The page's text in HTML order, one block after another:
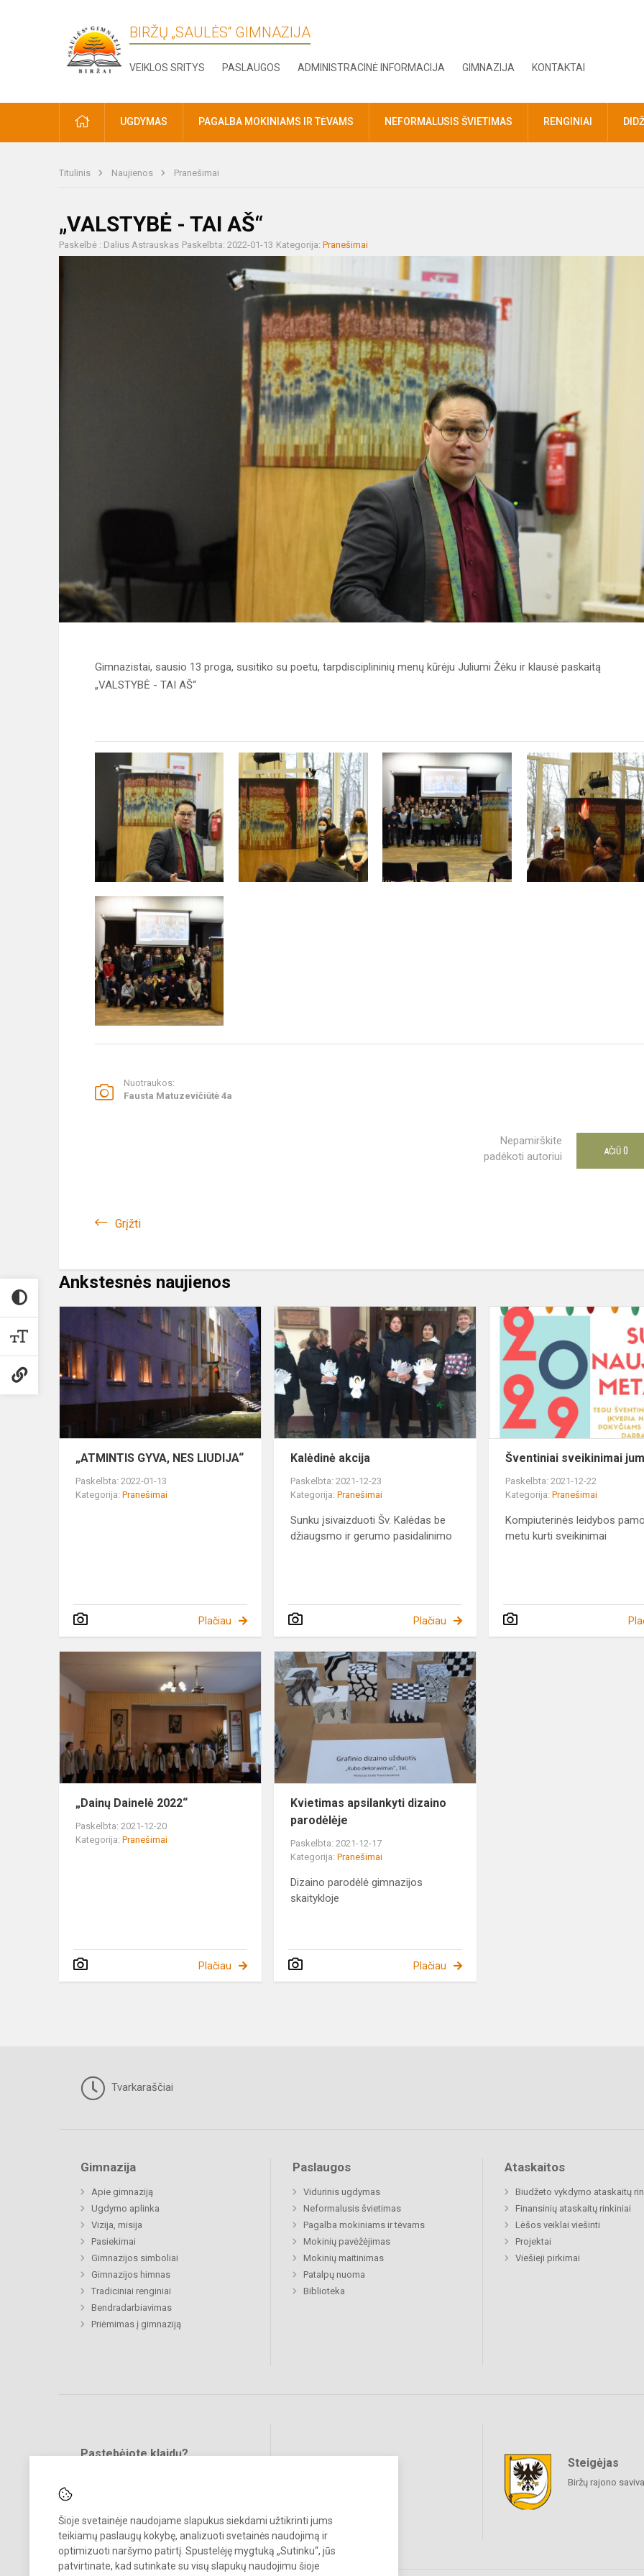
Šioje svetainėje naudojame slapukus siekdami užtikrinti jums
teikiamų paslaugų kokybę, analizuoti svetainės naudojimą ir
optimizuoti naršymo patirtį. Spustelėję mygtuką „Sutinku“, jūs
patvirtinate, kad sutinkate su visų slapukų naudojimu šioje
BIRŽŲ „SAULĖS“ GIMNAZIJA
VEIKLOS SRITYS PASLAUGOS ADMINISTRACINĖ INFORMACIJA GIMNAZIJA KONTAKTAI
PRADŽIAUGDYMAS PAGALBA MOKINIAMS IR TĖVAMS NEFORMALUSIS ŠVIETIMAS RENGINIAI
Titulinis Naujienos Pranešimai
„VALSTYBĖ - TAI AŠ“
Paskelbė : Dalius Astrauskas Paskelbta: 2022-01-13 Kategorija: Pranešimai
Gimnazistai, sausio 13 proga, susitiko su poetu, tarpdisciplininių menų kūrėju Juliumi Žėku ir klausė paskaitą
„VALSTYBĖ - TAI AŠ“
Nuotraukos:
Fausta Matuzevičiūtė 4a
Nepamirškite
padėkoti autoriui
AČIŪ 0
Grįžti
Ankstesnės naujienos
„ATMINTIS
GYVA,
NES
LIUDIJA“
„ATMINTIS GYVA, NES LIUDIJA“
Paskelbta: 2022-01-13
Kategorija: Pranešimai
Plačiau
Kalėdinė
akcija
Kalėdinė akcija
Paskelbta: 2021-12-23
Kategorija:Pranešimai
Sunku įsivaizduoti Šv. Kalėdas be
džiaugsmo ir gerumo pasidalinimo
Plačiau
Šventiniai sveikinimai
Paskelbta: 2021-12-22
Kategorija:Pranešimai
Kompiuterinės leidybos
metu kurti sveikinimai
„Dainų
Dainelė
2022“
„Dainų Dainelė 2022“
Paskelbta: 2021-12-20
Kategorija: Pranešimai
Plačiau
Kvietimas
dizaino
parodėlėje
Kvietimas apsilankyti dizaino
parodėlėje
Paskelbta: 2021-12-17
Kategorija:Pranešimai
Dizaino parodėlė gimnazijos
skaitykloje
Plačiau
Tvarkaraščiai
Gimnazija
Apie gimnaziją
Ugdymo aplinka
Vizija, misija
Pasiekimai
Gimnazijos simboliai
Gimnazijos himnas
Tradiciniai renginiai
Bendradarbiavimas
Priėmimas į gimnaziją
Paslaugos
Vidurinis ugdymas
Neformalusis švietimas
Pagalba mokiniams ir tėvams
Mokinių pavėžėjimas
Mokinių maitinimas
Patalpų nuoma
Biblioteka
Ataskaitos
Biudžeto vykdymo ataskaitų
Finansinių ataskaitų rinkiniai
Lėšos veiklai viešinti
Projektai
Viešieji pirkimai
Pastebėjote klaidų?
Steigėjas
Biržų rajono